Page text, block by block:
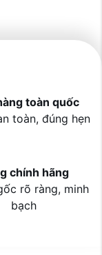
toàn quốc
toàn, đúng hẹn
chính hãng
rõ ràng, minh
bạch